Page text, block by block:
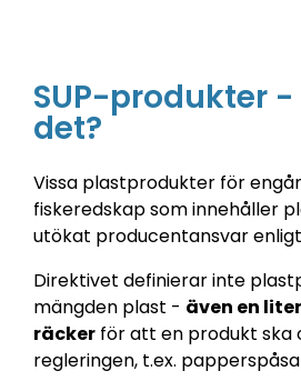
SUP-produkter
det?
Vissa plastprodukter för
fiskeredskap som innehåller
utökat producentansvar
Direktivet definierar inte
mängden plast - även en
räcker för att en produkt ska
regleringen, t.ex.